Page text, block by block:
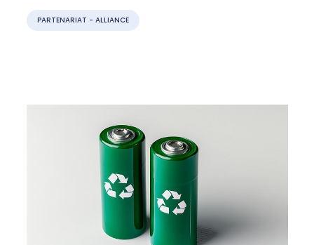
PARTENARIAT - ALLIANCE